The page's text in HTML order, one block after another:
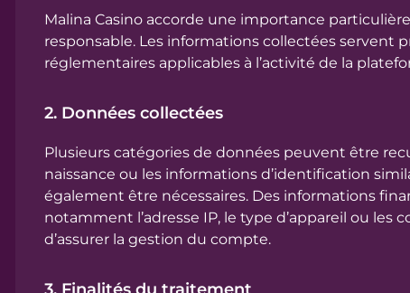
3. Finalités du traitement
4. Transmission à des tiers
7. Droits des utilisateurs
8. Cookies
9. Restrictions d’âge
Malina Casino accorde une importance
responsable. Les informations collectées servent
réglementaires applicables à l’activité de la
2. Données collectées
Plusieurs catégories de données peuvent être
naissance ou les informations d’identification
également être nécessaires. Des informations
notamment l’adresse IP, le type d’appareil ou
d’assurer la gestion du compte.